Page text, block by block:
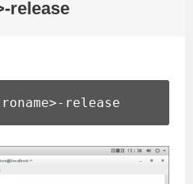
release
release